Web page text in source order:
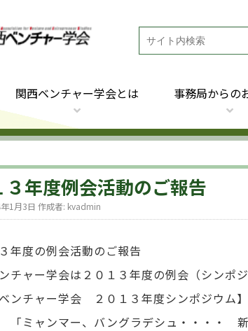
関西ベンチャー学会とは 事務局からの
３年度例会活動のご報告
1月3日 作成者: kvadmin
年度の例会活動のご報告
チャー学会は２０１３年度の例会（シンポ
ベンチャー学会 ２０１３年度シンポジウム】
ミャンマー、バングラデシュ・・・・ 新